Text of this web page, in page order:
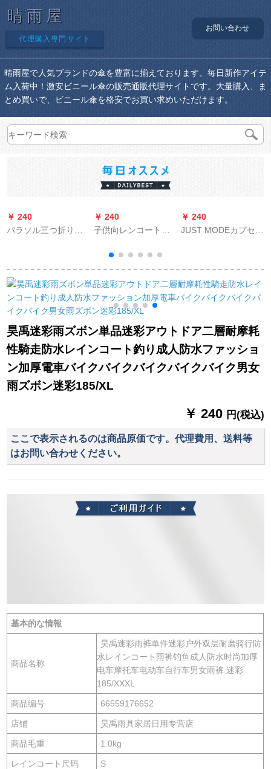
晴雨屋
代理購入専門サイト
お問い合わせ
晴雨屋で人気ブランドの傘を豊富に揃えております。毎日新作アイテ
ム入荷中！激安ビニール傘の販売通販代理サイトです。大量購入、ま
とめ買いで、ビニール傘を格安でお買い求めいただけます。
￥ 240
パラソル三つ折り晴
傘
￥ 240
子供向レンコート小
帽ベビ伞レセンブイ
幼稚园の震音と同じ
男女の子供の通気性
のマルト式ポン赤の
UFOライト小学生防
水Sセイズ身长85-
120 cm
￥ 240
JUST MODEカプセの
ソル、女性の破片嵐
昊禹迷彩雨ズボン単品迷彩アウトドア二層耐摩耗
性騎走防水レインコート釣り成人防水ファッショ
ン加厚電車バイクバイクバイクバイクバイク男女
雨ズボン迷彩185/XL
￥ 240 円(税込)
ここで表示されるのは商品原価です。代理費用、送料等
はお問い合わせください。
基本的な情報
商品名称
昊禹迷彩雨裤单件迷彩户外双层耐磨骑行防
水レインコート雨裤钓鱼成人防水时尚加厚
电车摩托车电动车自行车男女雨裤 迷彩
185/XXXL
商品编号 66559176652
店铺 昊禹雨具家居日用专营店
商品毛重 1.0kg
レインコート尺码 S